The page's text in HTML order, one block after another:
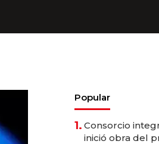
Popular
1. Consorcio
inició obra del